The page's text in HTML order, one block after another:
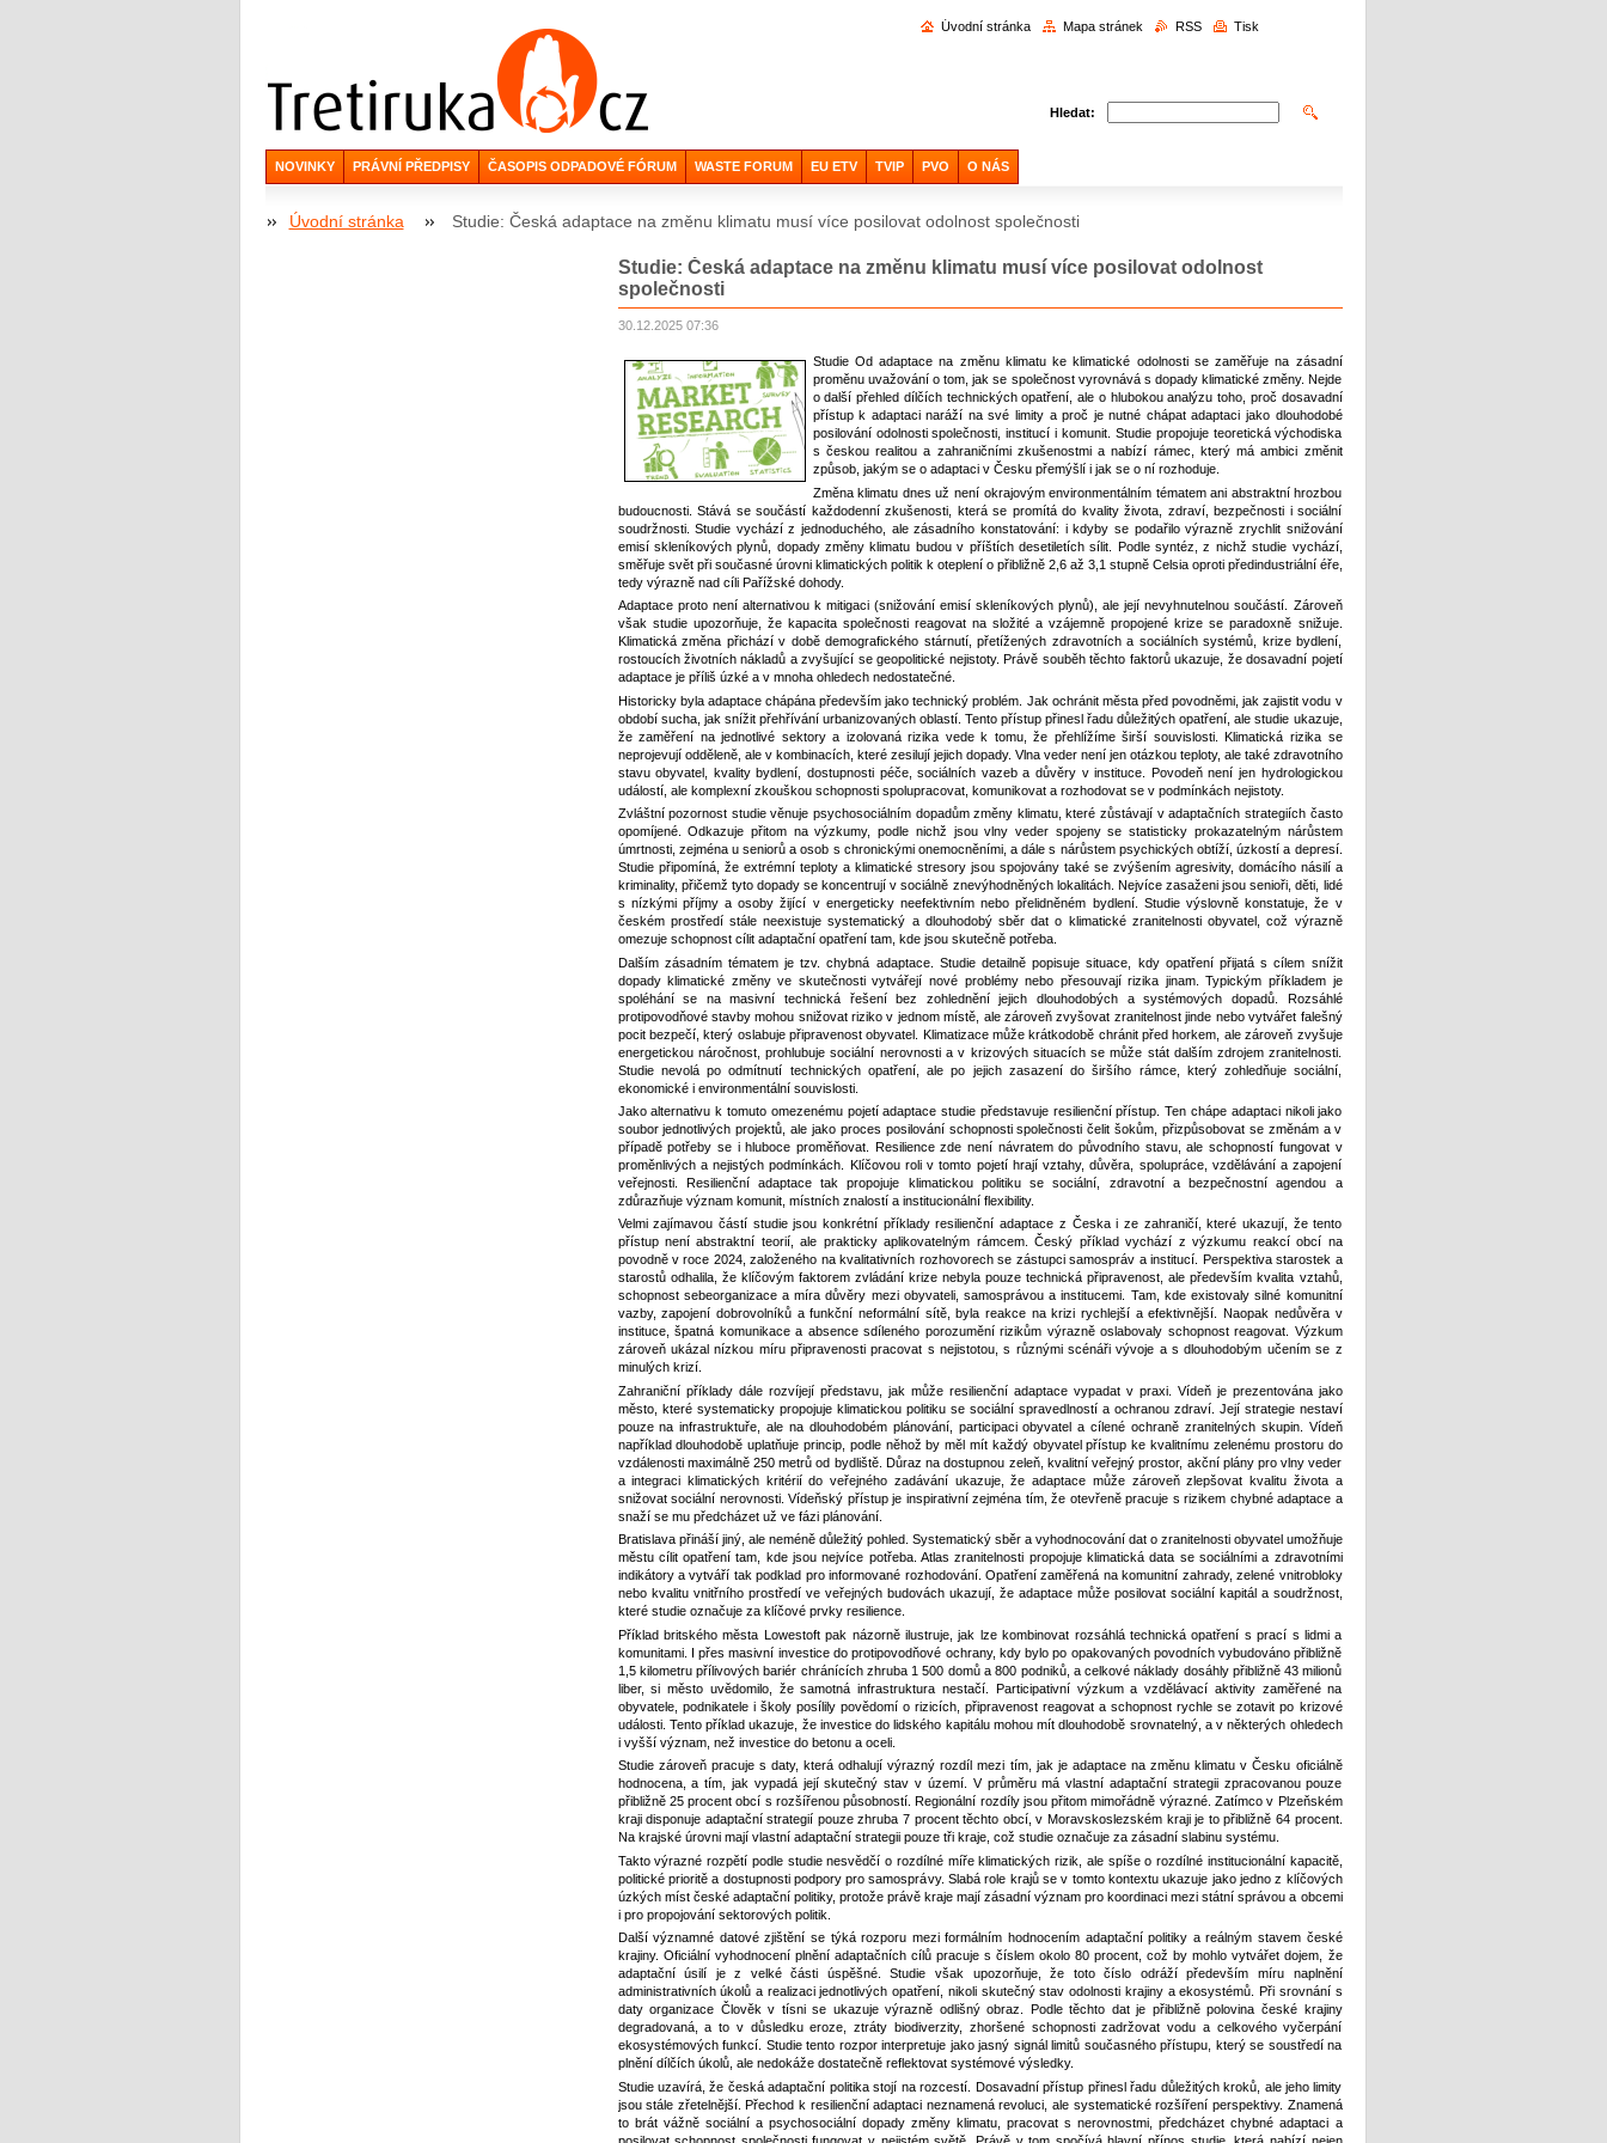
Hledat:
Úvodní stránka Mapa stránek RSS Tisk
NOVINKY PRÁVNÍ PŘEDPISY ČASOPIS ODPADOVÉ FÓRUM WASTE FORUM EU ETV TVIP PVO O NÁS
Úvodní stránka Studie: Česká adaptace na změnu klimatu musí více posilovat odolnost společnosti
Studie: Česká adaptace na změnu klimatu musí více posilovat odolnost
společnosti
30.12.2025 07:36
Studie Od adaptace na změnu klimatu ke klimatické odolnosti se zaměřuje na zásadní
proměnu uvažování o tom, jak se společnost vyrovnává s dopady klimatické změny. Nejde
o další přehled dílčích technických opatření, ale o hlubokou analýzu toho, proč dosavadní
přístup k adaptaci naráží na své limity a proč je nutné chápat adaptaci jako dlouhodobé
posilování odolnosti společnosti, institucí i komunit. Studie propojuje teoretická východiska
s českou realitou a zahraničními zkušenostmi a nabízí rámec, který má ambici změnit
způsob, jakým se o adaptaci v Česku přemýšlí i jak se o ní rozhoduje.
Změna klimatu dnes už není okrajovým environmentálním tématem ani abstraktní hrozbou
budoucnosti. Stává se součástí každodenní zkušenosti, která se promítá do kvality života, zdraví, bezpečnosti i sociální
soudržnosti. Studie vychází z jednoduchého, ale zásadního konstatování: i kdyby se podařilo výrazně zrychlit snižování
emisí skleníkových plynů, dopady změny klimatu budou v příštích desetiletích sílit. Podle syntéz, z nichž studie vychází,
směřuje svět při současné úrovni klimatických politik k oteplení o přibližně 2,6 až 3,1 stupně Celsia oproti předindustriální éře,
tedy výrazně nad cíli Pařížské dohody.
Adaptace proto není alternativou k mitigaci (snižování emisí skleníkových plynů), ale její nevyhnutelnou součástí. Zároveň
však studie upozorňuje, že kapacita společnosti reagovat na složité a vzájemně propojené krize se paradoxně snižuje.
Klimatická změna přichází v době demografického stárnutí, přetížených zdravotních a sociálních systémů, krize bydlení,
rostoucích životních nákladů a zvyšující se geopolitické nejistoty. Právě souběh těchto faktorů ukazuje, že dosavadní pojetí
adaptace je příliš úzké a v mnoha ohledech nedostatečné.
Historicky byla adaptace chápána především jako technický problém. Jak ochránit města před povodněmi, jak zajistit vodu v
období sucha, jak snížit přehřívání urbanizovaných oblastí. Tento přístup přinesl řadu důležitých opatření, ale studie ukazuje,
že zaměření na jednotlivé sektory a izolovaná rizika vede k tomu, že přehlížíme širší souvislosti. Klimatická rizika se
neprojevují odděleně, ale v kombinacích, které zesilují jejich dopady. Vlna veder není jen otázkou teploty, ale také zdravotního
stavu obyvatel, kvality bydlení, dostupnosti péče, sociálních vazeb a důvěry v instituce. Povodeň není jen hydrologickou
událostí, ale komplexní zkouškou schopnosti spolupracovat, komunikovat a rozhodovat se v podmínkách nejistoty.
Zvláštní pozornost studie věnuje psychosociálním dopadům změny klimatu, které zůstávají v adaptačních strategiích často
opomíjené. Odkazuje přitom na výzkumy, podle nichž jsou vlny veder spojeny se statisticky prokazatelným nárůstem
úmrtnosti, zejména u seniorů a osob s chronickými onemocněními, a dále s nárůstem psychických obtíží, úzkostí a depresí.
Studie připomíná, že extrémní teploty a klimatické stresory jsou spojovány také se zvýšením agresivity, domácího násilí a
kriminality, přičemž tyto dopady se koncentrují v sociálně znevýhodněných lokalitách. Nejvíce zasaženi jsou senioři, děti, lidé
s nízkými příjmy a osoby žijící v energeticky neefektivním nebo přelidněném bydlení. Studie výslovně konstatuje, že v
českém prostředí stále neexistuje systematický a dlouhodobý sběr dat o klimatické zranitelnosti obyvatel, což výrazně
omezuje schopnost cílit adaptační opatření tam, kde jsou skutečně potřeba.
Dalším zásadním tématem je tzv. chybná adaptace. Studie detailně popisuje situace, kdy opatření přijatá s cílem snížit
dopady klimatické změny ve skutečnosti vytvářejí nové problémy nebo přesouvají rizika jinam. Typickým příkladem je
spoléhání se na masivní technická řešení bez zohlednění jejich dlouhodobých a systémových dopadů. Rozsáhlé
protipovodňové stavby mohou snižovat riziko v jednom místě, ale zároveň zvyšovat zranitelnost jinde nebo vytvářet falešný
pocit bezpečí, který oslabuje připravenost obyvatel. Klimatizace může krátkodobě chránit před horkem, ale zároveň zvyšuje
energetickou náročnost, prohlubuje sociální nerovnosti a v krizových situacích se může stát dalším zdrojem zranitelnosti.
Studie nevolá po odmítnutí technických opatření, ale po jejich zasazení do širšího rámce, který zohledňuje sociální,
ekonomické i environmentální souvislosti.
Jako alternativu k tomuto omezenému pojetí adaptace studie představuje resilienční přístup. Ten chápe adaptaci nikoli jako
soubor jednotlivých projektů, ale jako proces posilování schopnosti společnosti čelit šokům, přizpůsobovat se změnám a v
případě potřeby se i hluboce proměňovat. Resilience zde není návratem do původního stavu, ale schopností fungovat v
proměnlivých a nejistých podmínkách. Klíčovou roli v tomto pojetí hrají vztahy, důvěra, spolupráce, vzdělávání a zapojení
veřejnosti. Resilienční adaptace tak propojuje klimatickou politiku se sociální, zdravotní a bezpečnostní agendou a
zdůrazňuje význam komunit, místních znalostí a institucionální flexibility.
Velmi zajímavou částí studie jsou konkrétní příklady resilienční adaptace z Česka i ze zahraničí, které ukazují, že tento
přístup není abstraktní teorií, ale prakticky aplikovatelným rámcem. Český příklad vychází z výzkumu reakcí obcí na
povodně v roce 2024, založeného na kvalitativních rozhovorech se zástupci samospráv a institucí. Perspektiva starostek a
starostů odhalila, že klíčovým faktorem zvládání krize nebyla pouze technická připravenost, ale především kvalita vztahů,
schopnost sebeorganizace a míra důvěry mezi obyvateli, samosprávou a institucemi. Tam, kde existovaly silné komunitní
vazby, zapojení dobrovolníků a funkční neformální sítě, byla reakce na krizi rychlejší a efektivnější. Naopak nedůvěra v
instituce, špatná komunikace a absence sdíleného porozumění rizikům výrazně oslabovaly schopnost reagovat. Výzkum
zároveň ukázal nízkou míru připravenosti pracovat s nejistotou, s různými scénáři vývoje a s dlouhodobým učením se z
minulých krizí.
Zahraniční příklady dále rozvíjejí představu, jak může resilienční adaptace vypadat v praxi. Vídeň je prezentována jako
město, které systematicky propojuje klimatickou politiku se sociální spravedlností a ochranou zdraví. Její strategie nestaví
pouze na infrastruktuře, ale na dlouhodobém plánování, participaci obyvatel a cílené ochraně zranitelných skupin. Vídeň
například dlouhodobě uplatňuje princip, podle něhož by měl mít každý obyvatel přístup ke kvalitnímu zelenému prostoru do
vzdálenosti maximálně 250 metrů od bydliště. Důraz na dostupnou zeleň, kvalitní veřejný prostor, akční plány pro vlny veder
a integraci klimatických kritérií do veřejného zadávání ukazuje, že adaptace může zároveň zlepšovat kvalitu života a
snižovat sociální nerovnosti. Vídeňský přístup je inspirativní zejména tím, že otevřeně pracuje s rizikem chybné adaptace a
snaží se mu předcházet už ve fázi plánování.
Bratislava přináší jiný, ale neméně důležitý pohled. Systematický sběr a vyhodnocování dat o zranitelnosti obyvatel umožňuje
městu cílit opatření tam, kde jsou nejvíce potřeba. Atlas zranitelnosti propojuje klimatická data se sociálními a zdravotními
indikátory a vytváří tak podklad pro informované rozhodování. Opatření zaměřená na komunitní zahrady, zelené vnitrobloky
nebo kvalitu vnitřního prostředí ve veřejných budovách ukazují, že adaptace může posilovat sociální kapitál a soudržnost,
které studie označuje za klíčové prvky resilience.
Příklad britského města Lowestoft pak názorně ilustruje, jak lze kombinovat rozsáhlá technická opatření s prací s lidmi a
komunitami. I přes masivní investice do protipovodňové ochrany, kdy bylo po opakovaných povodních vybudováno přibližně
1,5 kilometru přílivových bariér chránících zhruba 1 500 domů a 800 podniků, a celkové náklady dosáhly přibližně 43 milionů
liber, si město uvědomilo, že samotná infrastruktura nestačí. Participativní výzkum a vzdělávací aktivity zaměřené na
obyvatele, podnikatele i školy posílily povědomí o rizicích, připravenost reagovat a schopnost rychle se zotavit po krizové
události. Tento příklad ukazuje, že investice do lidského kapitálu mohou mít dlouhodobě srovnatelný, a v některých ohledech
i vyšší význam, než investice do betonu a oceli.
Studie zároveň pracuje s daty, která odhalují výrazný rozdíl mezi tím, jak je adaptace na změnu klimatu v Česku oficiálně
hodnocena, a tím, jak vypadá její skutečný stav v území. V průměru má vlastní adaptační strategii zpracovanou pouze
přibližně 25 procent obcí s rozšířenou působností. Regionální rozdíly jsou přitom mimořádně výrazné. Zatímco v Plzeňském
kraji disponuje adaptační strategií pouze zhruba 7 procent těchto obcí, v Moravskoslezském kraji je to přibližně 64 procent.
Na krajské úrovni mají vlastní adaptační strategii pouze tři kraje, což studie označuje za zásadní slabinu systému.
Takto výrazné rozpětí podle studie nesvědčí o rozdílné míře klimatických rizik, ale spíše o rozdílné institucionální kapacitě,
politické prioritě a dostupnosti podpory pro samosprávy. Slabá role krajů se v tomto kontextu ukazuje jako jedno z klíčových
úzkých míst české adaptační politiky, protože právě kraje mají zásadní význam pro koordinaci mezi státní správou a obcemi
i pro propojování sektorových politik.
Další významné datové zjištění se týká rozporu mezi formálním hodnocením adaptační politiky a reálným stavem české
krajiny. Oficiální vyhodnocení plnění adaptačních cílů pracuje s číslem okolo 80 procent, což by mohlo vytvářet dojem, že
adaptační úsilí je z velké části úspěšné. Studie však upozorňuje, že toto číslo odráží především míru naplnění
administrativních úkolů a realizaci jednotlivých opatření, nikoli skutečný stav odolnosti krajiny a ekosystémů. Při srovnání s
daty organizace Člověk v tísni se ukazuje výrazně odlišný obraz. Podle těchto dat je přibližně polovina české krajiny
degradovaná, a to v důsledku eroze, ztráty biodiverzity, zhoršené schopnosti zadržovat vodu a celkového vyčerpání
ekosystémových funkcí. Studie tento rozpor interpretuje jako jasný signál limitů současného přístupu, který se soustředí na
plnění dílčích úkolů, ale nedokáže dostatečně reflektovat systémové výsledky.
Studie uzavírá, že česká adaptační politika stojí na rozcestí. Dosavadní přístup přinesl řadu důležitých kroků, ale jeho limity
jsou stále zřetelnější. Přechod k resilienční adaptaci neznamená revoluci, ale systematické rozšíření perspektivy. Znamená
to brát vážně sociální a psychosociální dopady změny klimatu, pracovat s nerovnostmi, předcházet chybné adaptaci a